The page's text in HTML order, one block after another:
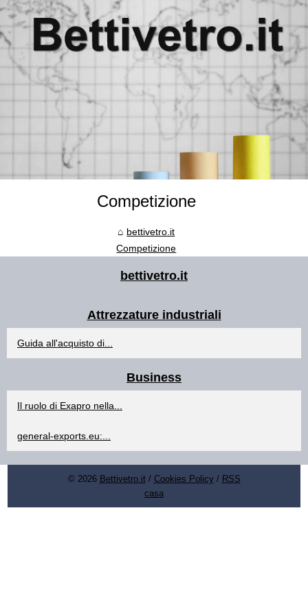
Competizione
bettivetro.it
Competizione
bettivetro.it
Attrezzature industriali
Guida all'acquisto di...
Business
Il ruolo di Exapro nella...
general-exports.eu:...
© 2026 Bettivetro.it/ Cookies Policy/ RSS
casa